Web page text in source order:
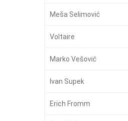
Meša Selimović
Voltaire
Marko Vešović
Ivan Supek
Erich Fromm